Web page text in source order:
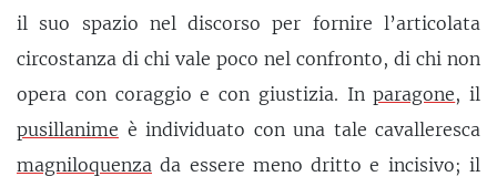
il suo spazio nel discorso per fornire l’articolata
circostanza di chi vale poco nel confronto, di chi non
opera con coraggio e con giustizia. Inparagone, il
pusillanime è individuato con una tale cavalleresca
magniloquenza da essere meno dritto e incisivo; il